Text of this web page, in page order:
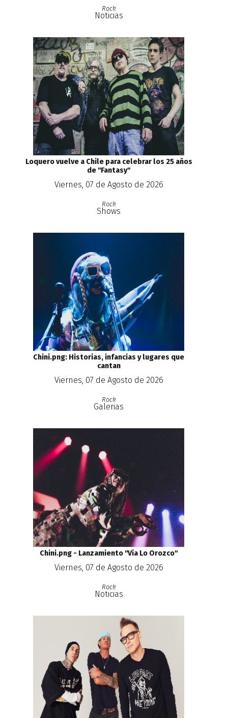
Rock
Noticias
Loquero vuelve a Chile para celebrar los 25 años
de ''Fantasy''
Viernes, 07 de Agosto de 2026
Rock
Shows
Chini.png: Historias, infancias y lugares que
cantan
Viernes, 07 de Agosto de 2026
Rock
Galerias
Chini.png - Lanzamiento ''Vía Lo Orozco''
Viernes, 07 de Agosto de 2026
Rock
Noticias